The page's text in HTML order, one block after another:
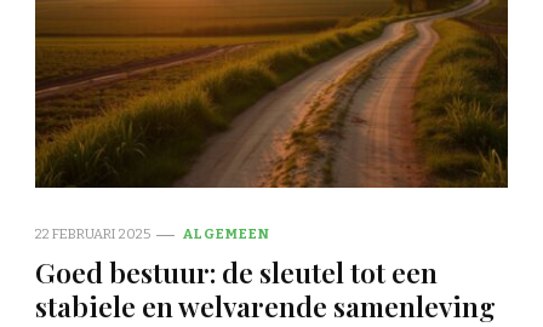
22 FEBRUARI 2025 ALGEMEEN
Goed bestuur: de sleutel tot een
stabiele en welvarende samenleving